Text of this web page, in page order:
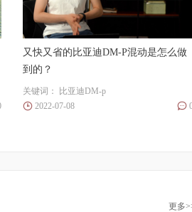
又快又省的比亚迪DM-P混动是怎么做
到的？
关键词： 比亚迪DM-p
2022-07-08
更多